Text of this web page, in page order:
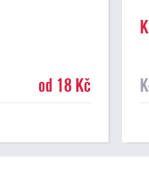
od 18 Kč